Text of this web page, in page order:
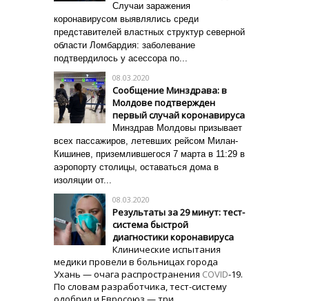
Случаи заражения
коронавирусом выявлялись среди
представителей властных структур северной
области Ломбардия: заболевание
подтвердилось у асессора по...
08.03.2020
Сообщение Минздрава: в
Молдове подтвержден
первый случай коронавируса
Минздрав Молдовы призывает
всех пассажиров, летевших рейсом Милан-
Кишинев, приземлившегося 7 марта в 11:29 в
аэропорту столицы, оставаться дома в
изоляции от...
08.03.2020
Результаты за 29 минут: тест-
система быстрой
диагностики коронавируса
Клинические испытания
медики провели в больницах города
Ухань — очага распространения COVID-19.
По словам разработчика, тест-систему